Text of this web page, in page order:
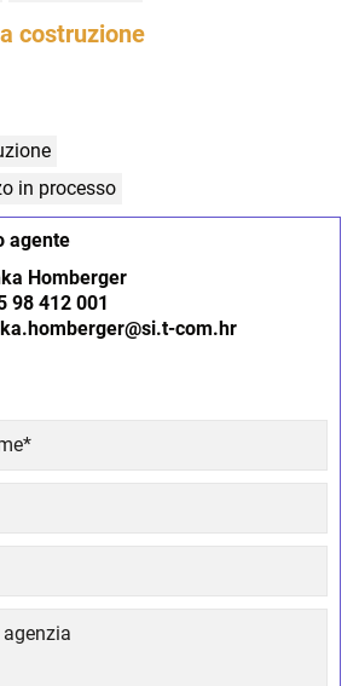
costruzione
in processo
agente
Homberger
98 412 001
com.hr